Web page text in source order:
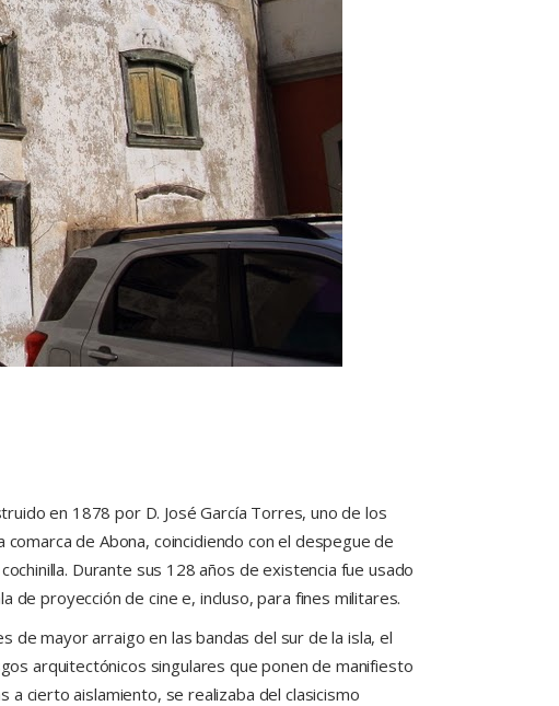
en 1878 por D. José García Torres, uno de los
de Abona, coincidiendo con el despegue de
Durante sus 128 años de existencia fue usado
proyección de cine e, incluso, para fines militares.
de mayor arraigo en las bandas del sur de la isla, el
arquitectónicos singulares que ponen de manifiesto
cierto aislamiento, se realizaba del clasicismo